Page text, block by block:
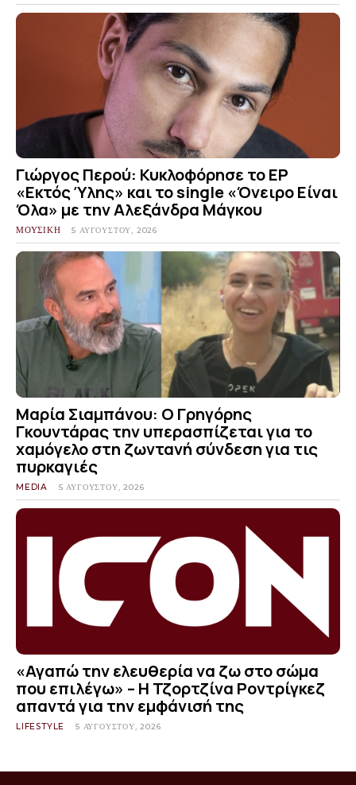
Γιώργος Περού: Κυκλοφόρησε το EP
«Εκτός Ύλης» και το single «Όνειρο Είναι
Όλα» με την Αλεξάνδρα Μάγκου
ΜΟΥΣΙΚΗ 5 ΑΥΓΟΎΣΤΟΥ, 2026
Μαρία Σιαμπάνου: Ο Γρηγόρης
Γκουντάρας την υπερασπίζεται για το
χαμόγελο στη ζωντανή σύνδεση για τις
πυρκαγιές
MEDIA 5 ΑΥΓΟΎΣΤΟΥ, 2026
«Αγαπώ την ελευθερία να ζω στο σώμα
που επιλέγω» – Η Τζορτζίνα Ροντρίγκεζ
απαντά για την εμφάνισή της
LIFESTYLE 5 ΑΥΓΟΎΣΤΟΥ, 2026